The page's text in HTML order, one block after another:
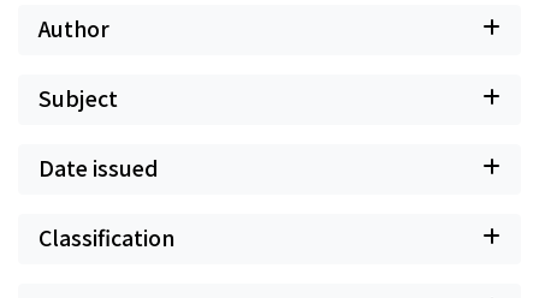
Author
Subject
Date issued
Classification